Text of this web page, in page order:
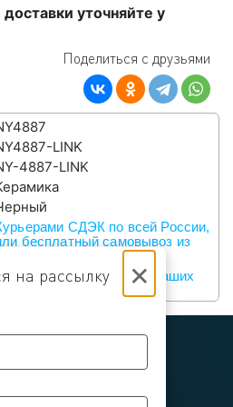
×
на рассылку
уточняйте у
Поделиться с друзьями
LINK
4887-LINK
СДЭК по всей России,
бесплатный самовывоз из
наших сервисов в Москве
установка в наших
сервисах в Москве